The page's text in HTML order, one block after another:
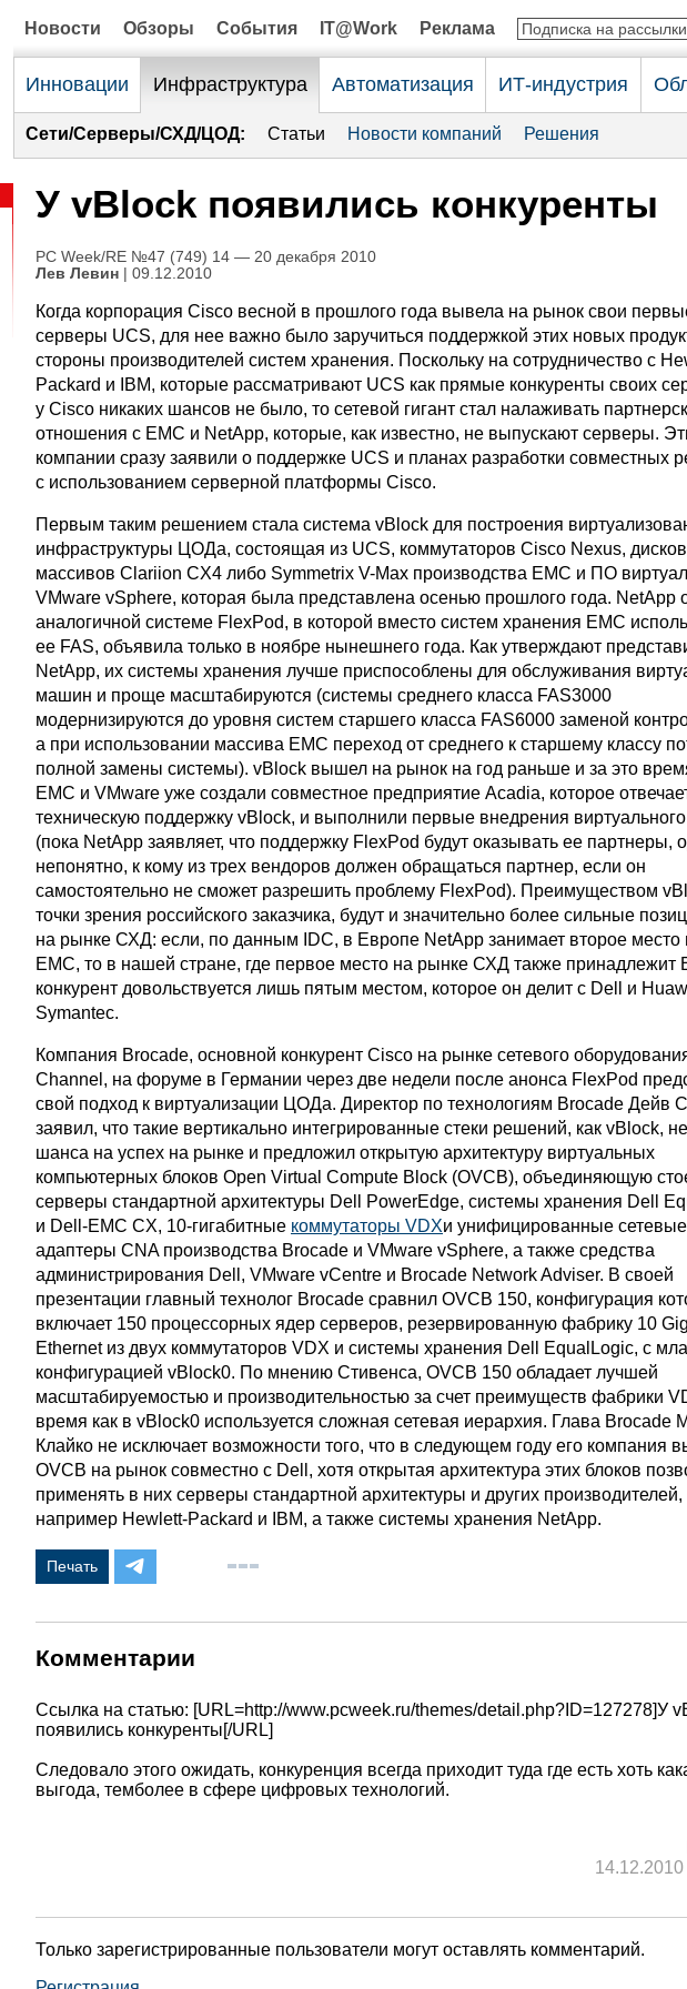
Новости Обзоры События IT@Work Реклама
Инновации Инфраструктура Автоматизация ИТ-индустрия
Сети/Серверы/СХД/ЦОД: Статьи Новости компаний Решения
У vBlock появились конкуренты
PC Week/RE №47 (749) 14 — 20 декабря 2010
Лев Левин | 09.12.2010
Когда корпорация Cisco весной в прошлого года вывела на рынок свои
серверы UCS, для нее важно было заручиться поддержкой этих новых
стороны производителей систем хранения. Поскольку на сотрудничество с
Packard и IBM, которые рассматривают UCS как прямые конкуренты своих
у Cisco никаких шансов не было, то сетевой гигант стал налаживать
отношения с EMC и NetApp, которые, как известно, не выпускают серверы.
компании сразу заявили о поддержке UCS и планах разработки совместных
с использованием серверной платформы Cisco.
Первым таким решением стала система vBlock для построения
инфраструктуры ЦОДа, состоящая из UCS, коммутаторов Cisco Nexus,
массивов Clariion CX4 либо Symmetrix V-Max производства EMC и ПО
VMware vSphere, которая была представлена осенью прошлого года. NetApp
аналогичной системе FlexPod, в которой вместо систем хранения EMC
ее FAS, объявила только в ноябре нынешнего года. Как утверждают
NetApp, их системы хранения лучше приспособлены для обслуживания
машин и проще масштабируются (системы среднего класса FAS3000
модернизируются до уровня систем старшего класса FAS6000 заменой
а при использовании массива EMC переход от среднего к старшему классу
полной замены системы). vBlock вышел на рынок на год раньше и за это
EMC и VMware уже создали совместное предприятие Acadia, которое
техническую поддержку vBlock, и выполнили первые внедрения виртуального
(пока NetApp заявляет, что поддержку FlexPod будут оказывать ее партнеры,
непонятно, к кому из трех вендоров должен обращаться партнер, если он
самостоятельно не сможет разрешить проблему FlexPod). Преимуществом
точки зрения российского заказчика, будут и значительно более сильные
на рынке СХД: если, по данным IDC, в Европе NetApp занимает второе место
EMC, то в нашей стране, где первое место на рынке СХД также принадлежит
конкурент довольствуется лишь пятым местом, которое он делит с Dell и
Symantec.
Компания Brocade, основной конкурент Cisco на рынке сетевого
Channel, на форуме в Германии через две недели после анонса FlexPod
свой подход к виртуализации ЦОДа. Директор по технологиям Brocade Дейв
заявил, что такие вертикально интегрированные стеки решений, как vBlock,
шанса на успех на рынке и предложил открытую архитектуру виртуальных
компьютерных блоков Open Virtual Compute Block (OVCB), объединяющую
серверы стандартной архитектуры Dell PowerEdge, системы хранения Dell
и Dell-EMC CX, 10-гигабитные коммутаторы VDXи унифицированные сетевые
адаптеры CNA производства Brocade и VMware vSphere, а также средства
администрирования Dell, VMware vCentre и Brocade Network Adviser. В своей
презентации главный технолог Brocadе сравнил OVCB 150, конфигурация
включает 150 процессорных ядер серверов, резервированную фабрику 10
Ethernet из двух коммутаторов VDX и системы хранения Dell EqualLogic, с
конфигурацией vBlock0. По мнению Стивенса, OVCB 150 обладает лучшей
масштабируемостью и производительностью за счет преимуществ фабрики
время как в vBlock0 используется сложная сетевая иерархия. Глава Brocade
Клайко не исключает возможности того, что в следующем году его компания
OVCB на рынок совместно с Dell, хотя открытая архитектура этих блоков
применять в них серверы стандартной архитектуры и других производителей,
например Hewlett-Packard и IBM, а также системы хранения NetApp.
Печать
Комментарии
Ссылка на статью: [URL=http://www.pcweek.ru/themes/detail.php?ID=127278]У
появились конкуренты[/URL]
Следовало этого ожидать, конкуренция всегда приходит туда где есть хоть
выгода, темболее в сфере цифровых технологий.
14.12.2010
Только зарегистрированные пользователи могут оставлять комментарий.